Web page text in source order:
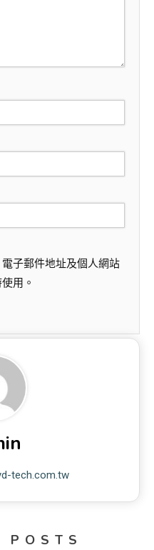
子郵件地址及個人網站
用。
tech.com.tw
POSTS